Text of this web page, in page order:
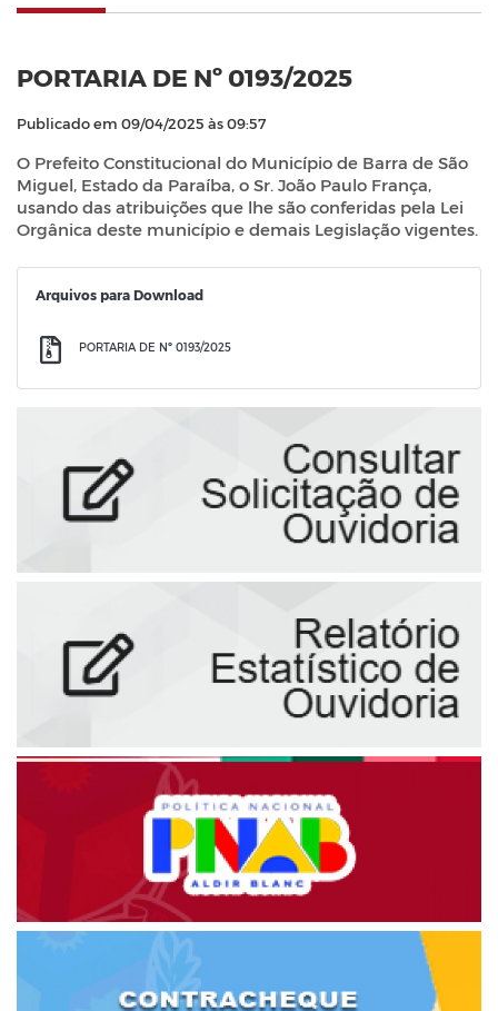
PORTARIA DE Nº 0193/2025
Publicado em 09/04/2025 às 09:57
O Prefeito Constitucional do Município de Barra de São
Miguel, Estado da Paraíba, o Sr. João Paulo França,
usando das atribuições que lhe são conferidas pela Lei
Orgânica deste município e demais Legislação vigentes.
Arquivos para Download
PORTARIA DE Nº 0193/2025